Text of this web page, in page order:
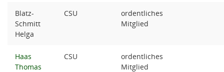
Blatz-
Schmitt
Helga
CSU
ordentliches
Mitglied
Haas
Thomas
CSU
ordentliches
Mitglied